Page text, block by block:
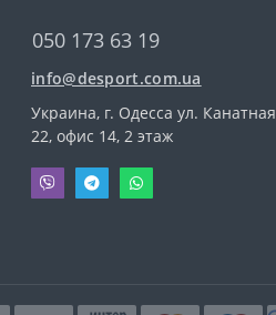
050 173 63 19
info@desport.com.ua
Украина, г. Одесса ул. Канатная
22, офис 14, 2 этаж